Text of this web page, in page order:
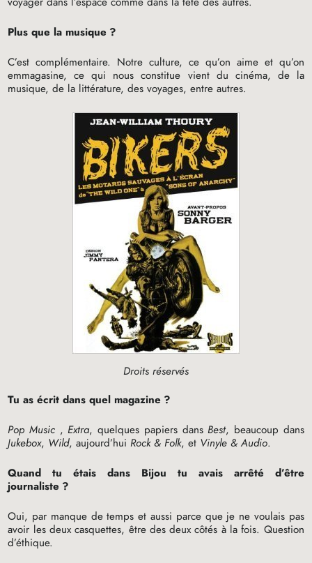
Plus que la musique ?
C’est complémentaire. Notre culture, ce qu’on aime et qu’on
emmagasine, ce qui nous constitue vient du cinéma, de la
musique, de la littérature, des voyages, entre autres.
Droits réservés
Tu as écrit dans quel magazine ?
Pop Music ,Extra, quelques papiers dansBest, beaucoup dans
Jukebox, Wild, aujourd’huiRock & Folk, et Vinyle & Audio.
Quand tu étais dans Bijou tu avais arrêté d’être
journaliste ?
Oui, par manque de temps et aussi parce que je ne voulais pas
avoir les deux casquettes, être des deux côtés à la fois. Question
d’éthique.